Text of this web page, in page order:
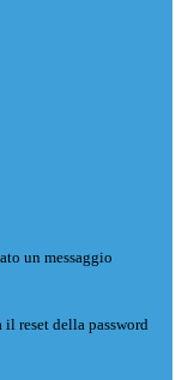
un messaggio
reset della password